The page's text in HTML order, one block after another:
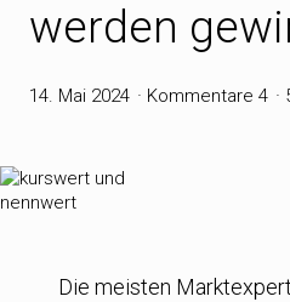
werden
14. Mai 2024 Kommentare 4
Die meisten